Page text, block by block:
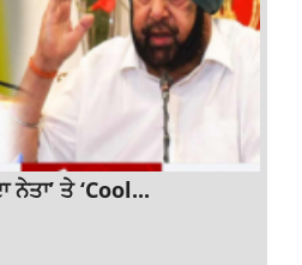
ਨੇਤਾ’ ਤੇ ‘Cool...